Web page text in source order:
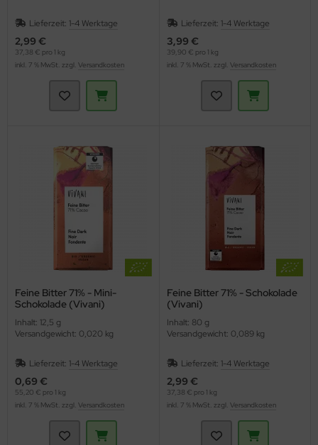
Lieferzeit: 1-4 Werktage
2,99 €
37,38 € pro 1 kg
inkl. 7 % MwSt. zzgl. Versandkosten
Lieferzeit: 1-4 Werktage
3,99 €
39,90 € pro 1 kg
inkl. 7 % MwSt. zzgl. Versandkosten
Feine Bitter 71% - Mini-
Schokolade (Vivani)
Inhalt: 12,5 g
Versandgewicht: 0,020 kg
Lieferzeit: 1-4 Werktage
0,69 €
55,20 € pro 1 kg
inkl. 7 % MwSt. zzgl. Versandkosten
Feine Bitter 71% - Schokolade
(Vivani)
Inhalt: 80 g
Versandgewicht: 0,089 kg
Lieferzeit: 1-4 Werktage
2,99 €
37,38 € pro 1 kg
inkl. 7 % MwSt. zzgl. Versandkosten